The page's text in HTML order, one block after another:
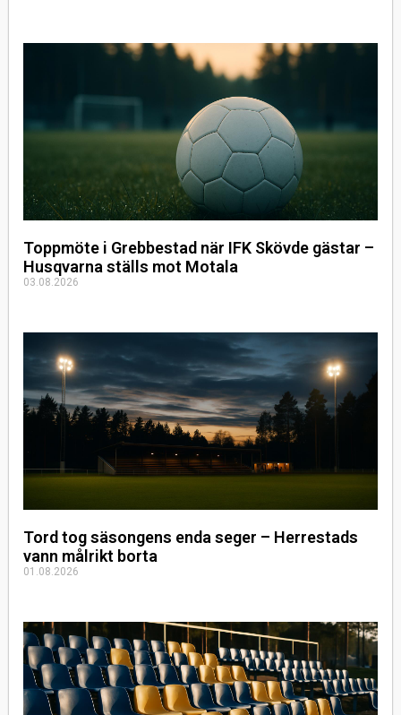
Toppmöte i Grebbestad när IFK Skövde gästar –
Husqvarna ställs mot Motala
03.08.2026
Tord tog säsongens enda seger – Herrestads
vann målrikt borta
01.08.2026